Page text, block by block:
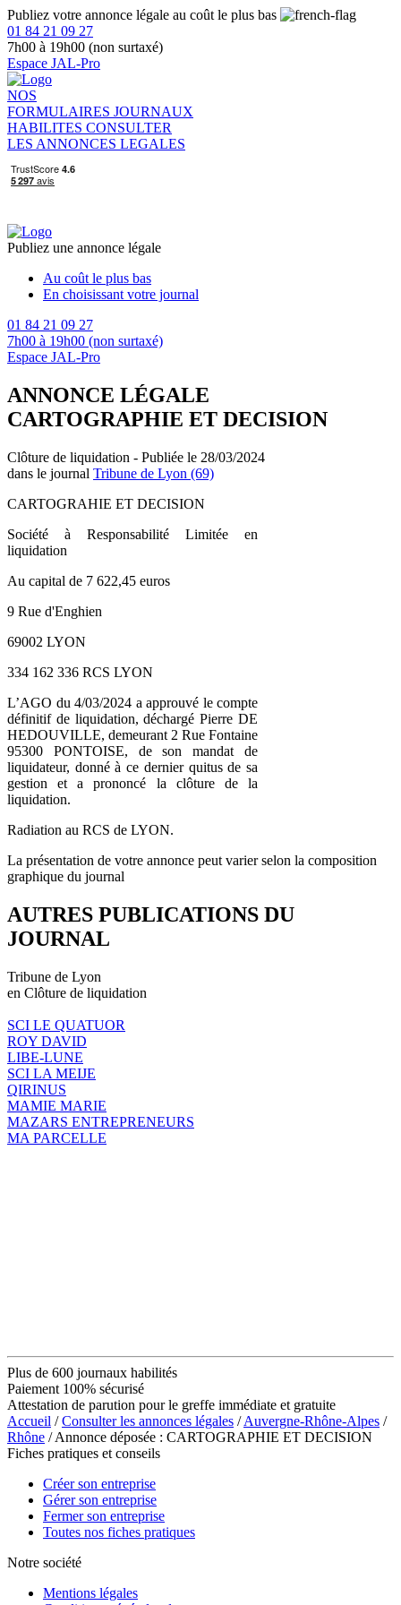
Publiez votre annonce légale au coût le plus bas
01 84 21 09 27
7h00 à 19h00 (non surtaxé)
Espace JAL-Pro
NOS
FORMULAIRES JOURNAUX
HABILITES CONSULTER
LES ANNONCES LEGALES
Publiez une annonce légale
Au coût le plus bas
En choisissant votre journal
01 84 21 09 27
7h00 à 19h00 (non surtaxé)
Espace JAL-Pro
ANNONCE LÉGALE
CARTOGRAPHIE ET DECISION
Clôture de liquidation - Publiée le 28/03/2024
dans le journal Tribune de Lyon (69)
CARTOGRAHIE ET DECISION
Société à Responsabilité Limitée en
liquidation
Au capital de 7 622,45 euros
9 Rue d'Enghien
69002 LYON
334 162 336 RCS LYON
L’AGO du 4/03/2024 a approuvé le compte
définitif de liquidation, déchargé Pierre DE
HEDOUVILLE, demeurant 2 Rue Fontaine
95300 PONTOISE, de son mandat de
liquidateur, donné à ce dernier quitus de sa
gestion et a prononcé la clôture de la
liquidation.
Radiation au RCS de LYON.
La présentation de votre annonce peut varier selon la composition
graphique du journal
AUTRES PUBLICATIONS DU
JOURNAL
Tribune de Lyon
en Clôture de liquidation
SCI LE QUATUOR
ROY DAVID
LIBE-LUNE
SCI LA MEIJE
QIRINUS
MAMIE MARIE
MAZARS ENTREPRENEURS
MA PARCELLE
Plus de 600 journaux habilités
Paiement 100% sécurisé
Attestation de parution pour le greffe immédiate et gratuite
Accueil /Consulter les annonces légales /Auvergne-Rhône-Alpes /
Rhône / Annonce déposée : CARTOGRAPHIE ET DECISION
Fiches pratiques et conseils
Créer son entreprise
Gérer son entreprise
Fermer son entreprise
Toutes nos fiches pratiques
Notre société
Mentions légales